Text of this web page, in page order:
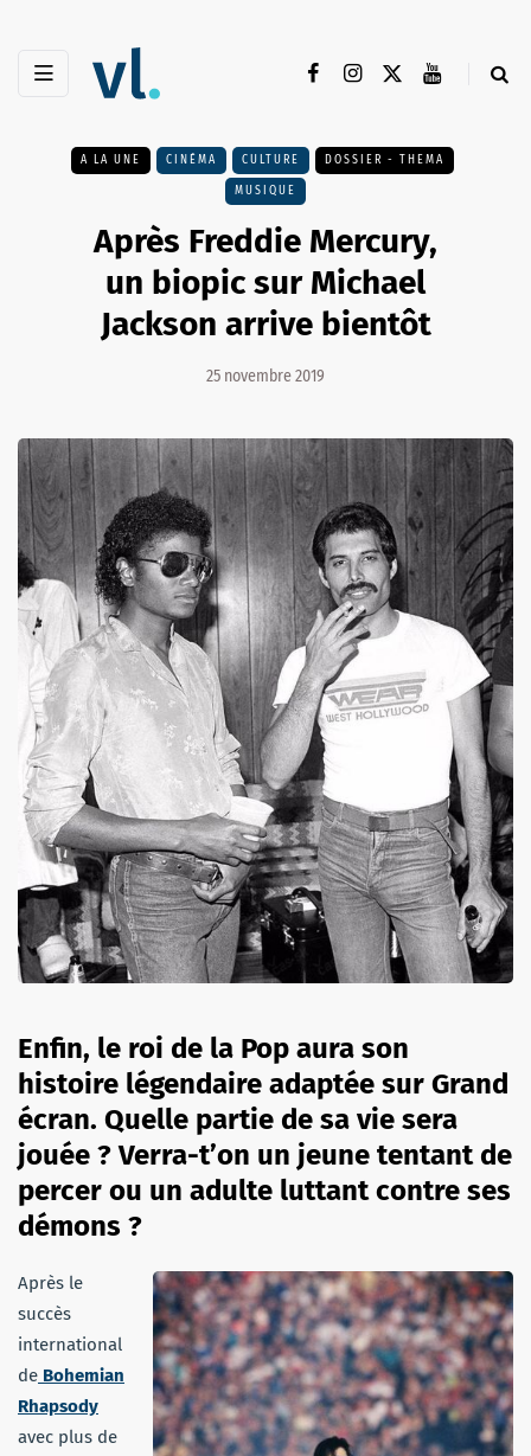
A LA UNE CINÉMA CULTURE DOSSIER - THEMA
MUSIQUE
Après Freddie Mercury,
un biopic sur Michael
Jackson arrive bientôt
25 novembre 2019
Enfin, le roi de la Pop aura son
histoire légendaire adaptée sur Grand
écran. Quelle partie de sa vie sera
jouée ? Verra-t’on un jeune tentant de
percer ou un adulte luttant contre ses
démons ?
Après le
succès
international
de Bohemian
Rhapsody
avec plus de